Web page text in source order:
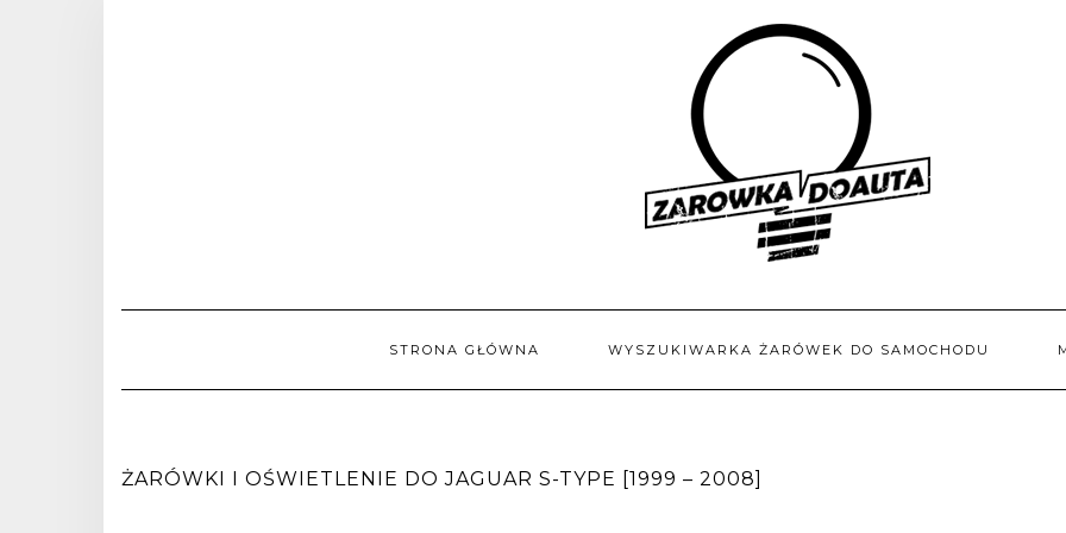
STRONA GŁÓWNA WYSZUKIWARKA ŻARÓWEK DO SAMOCHODU
ŻARÓWKI I OŚWIETLENIE DO JAGUAR S-TYPE [1999 – 2008]